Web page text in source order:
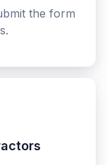
the form